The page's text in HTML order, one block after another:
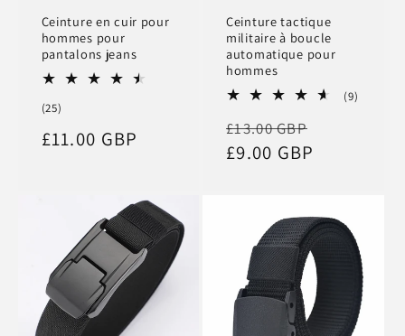
Ceinture en cuir pour
hommes pour
pantalons jeans
(25)
des
Prix
£11.00 GBP
Ceinture tactique
militaire à boucle
automatique pour
hommes
(9)
Prix
habituel
£13.00 GBP
£9.00 GBP